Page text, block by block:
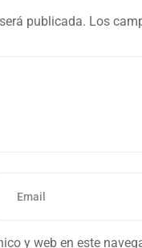
publicada. Los
y web en este